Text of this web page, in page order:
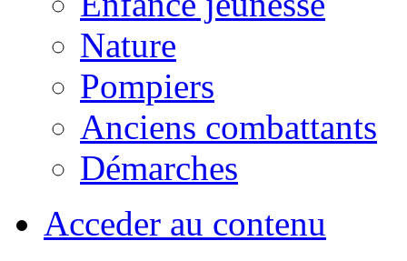
Nature
Pompiers
Anciens combattants
Démarches
Acceder au contenu